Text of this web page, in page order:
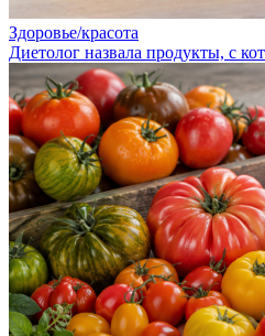
Здоровье/красота
Диетолог назвала продукты, с